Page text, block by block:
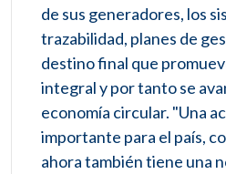
de sus generadores, los
trazabilidad, planes de
destino final que
integral y por tanto se
economía circular. "Una
importante para el país,
ahora también tiene una